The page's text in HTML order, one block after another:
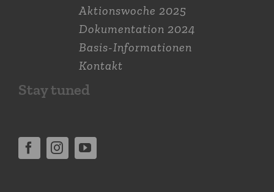
Aktions­woche 2025
Dokumen­tation 2024
Basis-Informationen
Kontakt
Stay tuned